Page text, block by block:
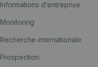
Informations d’entreprise
Monitoring
Recherche internationale
Prospection